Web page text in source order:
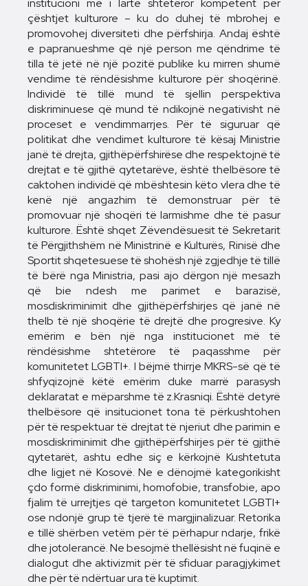
institucioni më i lartë shtetëror kompetent për
çështjet kulturore – ku do duhej të mbrohej e
promovohej diversiteti dhe përfshirja. Andaj është
e papranueshme që një person me qëndrime të
tilla të jetë në një pozitë publike ku mirren shumë
vendime të rëndësishme kulturore për shoqërinë.
Individë të tillë mund të sjellin perspektiva
diskriminuese që mund të ndikojnë negativisht në
proceset e vendimmarrjes. Për të siguruar që
politikat dhe vendimet kulturore të kësaj Ministrie
janë të drejta, gjithëpërfshirëse dhe respektojnë të
drejtat e të gjithë qytetarëve, është thelbësore të
caktohen individë që mbështesin këto vlera dhe të
kenë një angazhim të demonstruar për të
promovuar një shoqëri të larmishme dhe të pasur
kulturore. Është shqet Zëvendësuesit të Sekretarit
të Përgjithshëm në Ministrinë e Kulturës, Rinisë dhe
Sportit shqetesuese të shohësh një zgjedhje të tillë
të bërë nga Ministria, pasi ajo dërgon një mesazh
që bie ndesh me parimet e barazisë,
mosdiskriminimit dhe gjithëpërfshirjes që janë në
thelb të një shoqërie të drejtë dhe progresive. Ky
emërim e bën një nga institucionet më të
rëndësishme shtetërore të paqasshme për
komunitetet LGBTI+. I bëjmë thirrje MKRS-së që të
shfyqizojnë këtë emërim duke marrë parasysh
deklaratat e mëparshme të z.Krasniqi. Është detyrë
thelbësore që insitucionet tona të përkushtohen
për të respektuar të drejtat të njeriut dhe parimin e
mosdiskriminimit dhe gjithëpërfshirjes për të gjithë
qytetarët, ashtu edhe siç e kërkojnë Kushtetuta
dhe ligjet në Kosovë. Ne e dënojmë kategorikisht
çdo formë diskriminimi, homofobie, transfobie, apo
fjalim të urrejtjes që targeton komunitetet LGBTI+
ose ndonjë grup të tjerë të margjinalizuar. Retorika
e tillë shërben vetëm për të përhapur ndarje, frikë
dhe jotolerancë. Ne besojmë thellësisht në fuqinë e
dialogut dhe aktivizmit për të sfiduar paragjykimet
dhe për të ndërtuar ura të kuptimit.